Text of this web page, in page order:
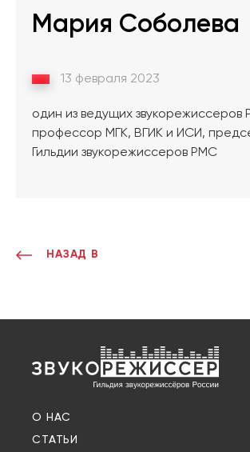
Мария Соболева
13 февраля 2023
один из ведущих звукорежиссеров
профессор МГК, ВГИК и ИСИ,
Гильдии звукорежиссеров РМС
НАЗАД В
О НАС
СТАТЬИ